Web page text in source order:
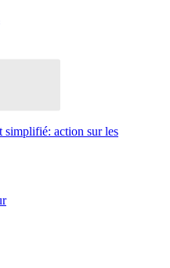
simplifié: action sur les